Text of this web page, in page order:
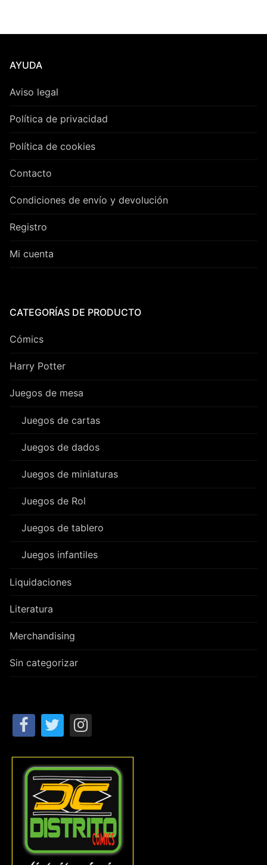
AYUDA
Aviso legal
Política de privacidad
Política de cookies
Contacto
Condiciones de envío y devolución
Registro
Mi cuenta
CATEGORÍAS DE PRODUCTO
Cómics
Harry Potter
Juegos de mesa
Juegos de cartas
Juegos de dados
Juegos de miniaturas
Juegos de Rol
Juegos de tablero
Juegos infantiles
Liquidaciones
Literatura
Merchandising
Sin categorizar